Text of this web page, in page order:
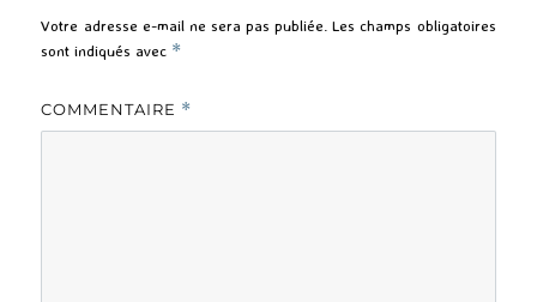
Votre adresse e-mail ne sera pas publiée. Les champs obligatoires
sont indiqués avec *
COMMENTAIRE *